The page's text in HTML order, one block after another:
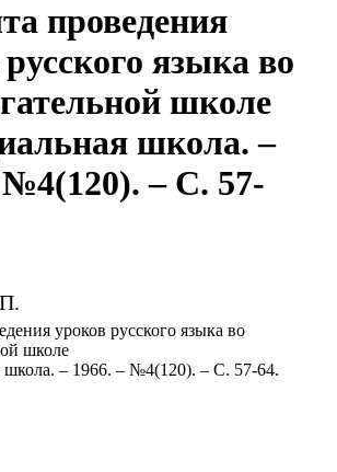
проведения
языка во
школе
школа. –
№4(120). – С. 57-
уроков русского языка во
школе
школа. – 1966. – №4(120). – С. 57-64.